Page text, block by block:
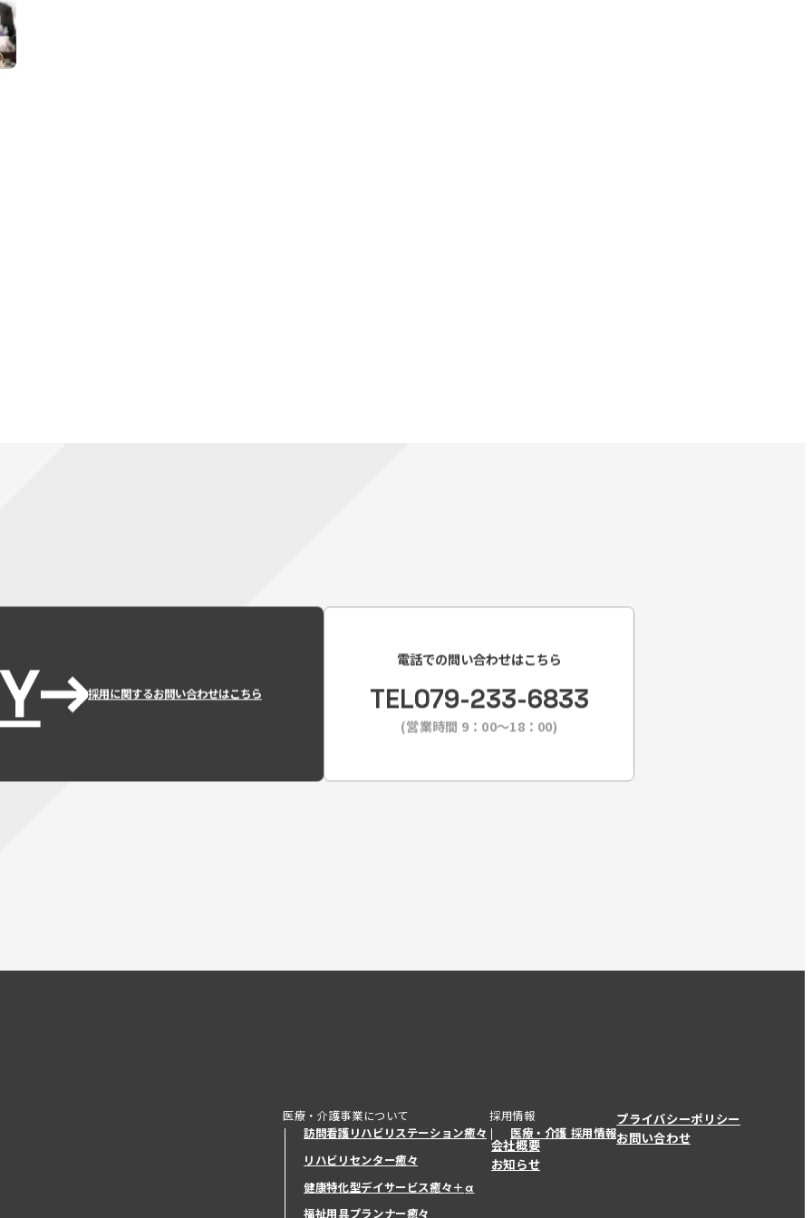
採用に関するお問い合わせはこちら
電話での問い合わせはこちら
TEL079-233-6833
(営業時間 9：00〜18：00)
医療・介護事業について
訪問看護リハビリステーション癒々
リハビリセンター癒々
健康特化型デイサービス癒々＋α
健康特化型デイサービス癒々＋
福祉用具プランナー癒々
採用情報
医療・介護 採用情報
会社概要
お知らせ
プライバシーポリシー
お問い合わせ